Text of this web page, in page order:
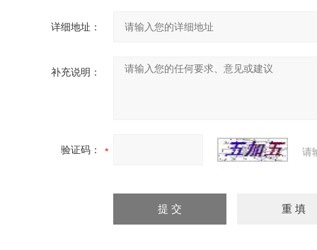
详细地址：
补充说明：
验证码： 请